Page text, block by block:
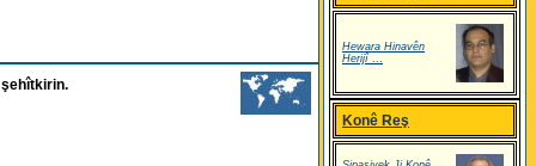
şehîtkirin.
Hewara Hinavên
Herijî ...
Konê Reş